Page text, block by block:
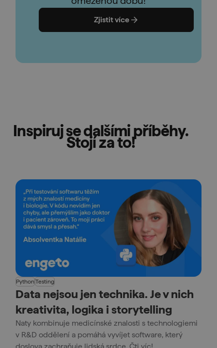
Zjistit více
Inspiruj se dalšími příběhy.
Stojí za to!
Python Testing
Data nejsou jen technika. Je v nich
kreativita, logika i storytelling
Naty kombinuje medicínské znalosti s technologiemi
v R&D oddělení a pomáhá vyvíjet software, který